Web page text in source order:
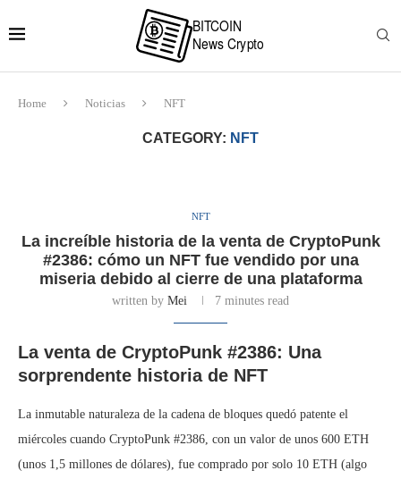
Home Noticias NFT
CATEGORY: NFT
NFT
La increíble historia de la venta de CryptoPunk
#2386: cómo un NFT fue vendido por una
miseria debido al cierre de una plataforma
written by Mei 7 minutes read
La venta de CryptoPunk #2386: Una
sorprendente historia de NFT
La inmutable naturaleza de la cadena de bloques quedó patente el
miércoles cuando CryptoPunk #2386, con un valor de unos 600 ETH
(unos 1,5 millones de dólares), fue comprado por solo 10 ETH (algo